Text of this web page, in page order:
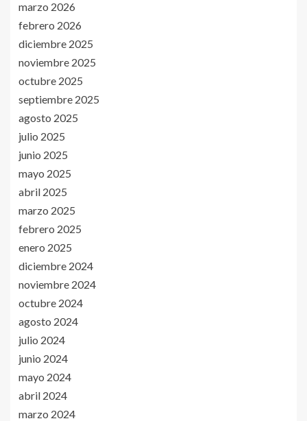
marzo 2026
febrero 2026
diciembre 2025
noviembre 2025
octubre 2025
septiembre 2025
agosto 2025
julio 2025
junio 2025
mayo 2025
abril 2025
marzo 2025
febrero 2025
enero 2025
diciembre 2024
noviembre 2024
octubre 2024
agosto 2024
julio 2024
junio 2024
mayo 2024
abril 2024
marzo 2024